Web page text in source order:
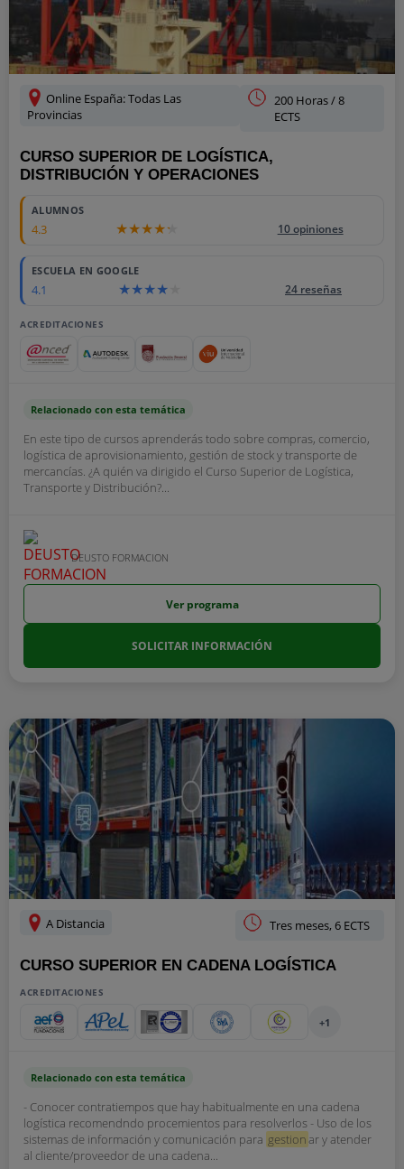
Online España: Todas Las
Provincias
200 Horas / 8
ECTS
CURSO SUPERIOR DE LOGÍSTICA,
DISTRIBUCIÓN Y OPERACIONES
ALUMNOS
4.3 10 opiniones
ESCUELA EN GOOGLE
4.1 24 reseñas
ACREDITACIONES
Relacionado con esta temática
En este tipo de cursos aprenderás todo sobre compras, comercio,
logística de aprovisionamiento, gestión de stock y transporte de
mercancías. ¿A quién va dirigido el Curso Superior de Logística,
Transporte y Distribución?...
DEUSTO FORMACION
Ver programa
SOLICITAR INFORMACIÓN
A Distancia Tres meses, 6 ECTS
CURSO SUPERIOR EN CADENA LOGÍSTICA
ACREDITACIONES
+1
Relacionado con esta temática
- Conocer contratiempos que hay habitualmente en una cadena
logística recomendndo procemientos para resolverlos - Uso de los
sistemas de información y comunicación para gestionar y atender
al cliente/proveedor de una cadena...